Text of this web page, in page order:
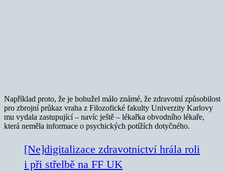
Například proto, že je bohužel málo známé, že zdravotní způsobilost
pro zbrojní průkaz vraha z Filozofické fakulty Univerzity Karlovy
mu vydala zastupující – navíc ještě – lékařka obvodního lékaře,
která neměla informace o psychických potížích dotyčného.
[Ne]digitalizace zdravotnictví hrála roli
i při střelbě na FF UK